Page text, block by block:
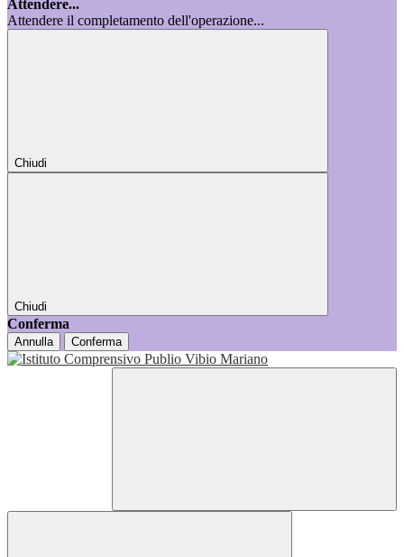
Attendere...
Attendere il completamento dell'operazione...
Chiudi
Chiudi
Conferma
Annulla Conferma